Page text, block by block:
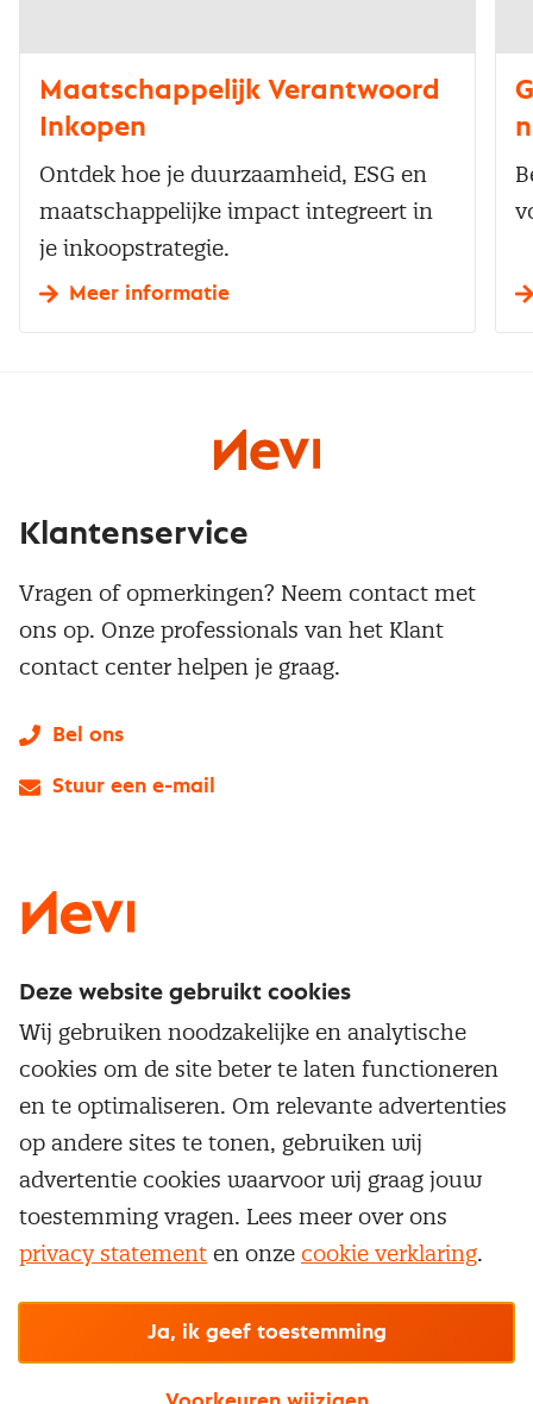
Maatschappelijk Verantwoord
Inkopen
Ontdek hoe je duurzaamheid, ESG en
maatschappelijke impact integreert in
je inkoopstrategie.
Meer informatie
Service & contact
Over inkoop
Netwerk en communities
Aanmelden nieuwsbrief
Word lid van Nevi
Inkoop vacatures
Opzeggen lidmaatschap
Populaire thema's
Aanbesteden
Contractmanagement
Kostenmanagement
Onderhandelen
Supply management
Opleidingen en trainingen
Trainingen
Opleidingen
Maatwerk
Vrijstellingen
Klantenservice
Vragen of opmerkingen? Neem contact met
ons op. Onze professionals van het Klant
contact center helpen je graag.
Bel ons
Stuur een e-mail
Cookievoorkeuren beherenOnzealgemene
© Nevi.nl
Deze website gebruikt cookies
Wij gebruiken noodzakelijke en analytische
cookies om de site beter te laten functioneren
en te optimaliseren. Om relevante advertenties
op andere sites te tonen, gebruiken wij
advertentie cookies waarvoor wij graag jouw
toestemming vragen. Lees meer over ons
privacy statement en onze cookie verklaring.
Ja, ik geef toestemming